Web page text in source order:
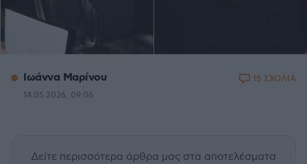
Ιωάννα Μαρίνου
14.05.2026, 09:06
15 ΣΧΟΛΙΑ
Δείτε περισσότερα άρθρα μας στα αποτελέσματα